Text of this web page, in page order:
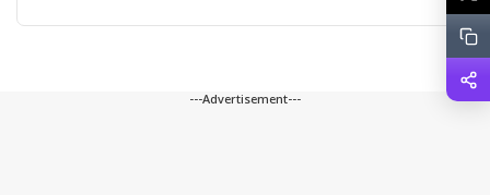
---Advertisement---